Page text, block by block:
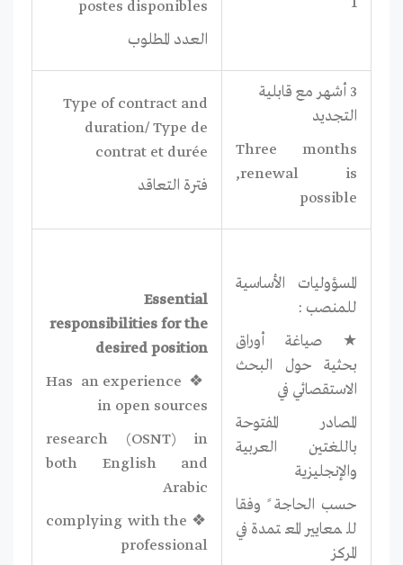
postes disponibles
العدد المطلوب
3 أشهر مع قابلية
التجديد
Three months
,renewal is
possible
Type of contract and
duration/ Type de
contrat et durée
فترة التعاقد
المسؤوليات الأساسية
للمنصب :
★ صياغة أوراق
بحثية حول البحث
الاستقصائي في
المصادر المفتوحة
باللغتين العربية
والإنجليزية
حسب الحاجة ً وفقا
للمعايير المعتمدة في
المركز
Essential
responsibilities for the
desired position
❖ Has an experience
in open sources
research (OSNT) in
both English and
Arabic
❖ complying with the
professional